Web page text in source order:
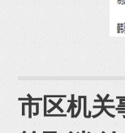
市区机关